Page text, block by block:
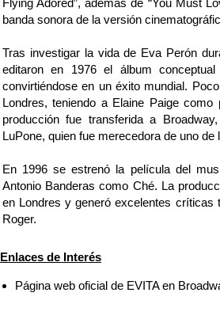
Flying Adored”, además de “You Must
banda sonora de la versión
Tras investigar la vida de Eva Perón
editaron en 1976 el álbum
convirtiéndose en un éxito mundial.
Londres, teniendo a Elaine Paige
producción fue transferida a
LuPone, quien fue merecedora de uno
En 1996 se estrenó la película del
Antonio Banderas como Ché. La
en Londres y generó excelentes críticas
Roger.
Enlaces de Interés
Página web oficial de EVITA en